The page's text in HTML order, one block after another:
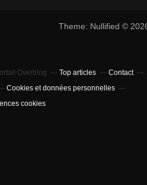
Theme: Nullified ©
Overblog Top articles
Contact
Cookies et données personnelles
cookies